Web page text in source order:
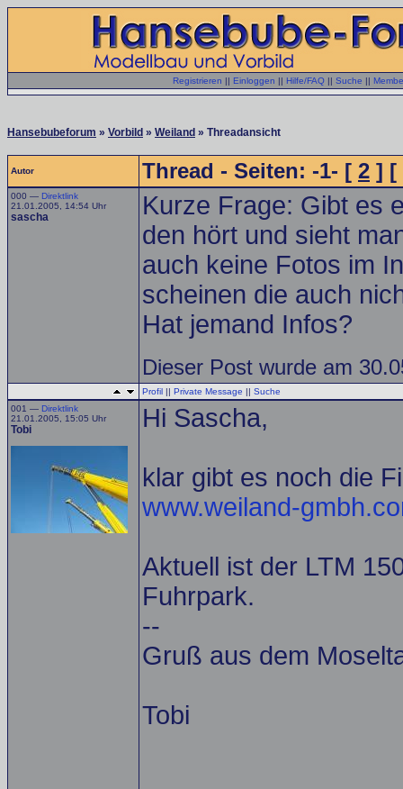
Registrieren || Einloggen || Hilfe/FAQ || Suche ||
Hansebubeforum » Vorbild » Weiland » Threadansicht
Autor Thread - Seiten: -1- [ 2 ] [
000 — Direktlink
21.01.2005, 14:54 Uhr
sascha
Kurze Frage: Gibt es
den hört und sieht
auch keine Fotos im
scheinen die auch
Hat jemand Infos?
Dieser Post wurde am
Profil || Private Message || Suche
001 — Direktlink
21.01.2005, 15:05 Uhr
Tobi Hi Sascha,
klar gibt es noch die
www.weiland-
Aktuell ist der LTM
Fuhrpark.
--
Gruß aus dem
Tobi